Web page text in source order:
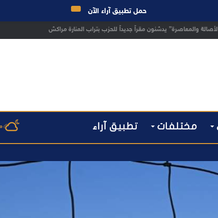
يطيح بقاصر مشتبه في تورطه في سرقة مسلحة..
مختلفات تطبيق آراء
حمل تطبيق آراء الآن